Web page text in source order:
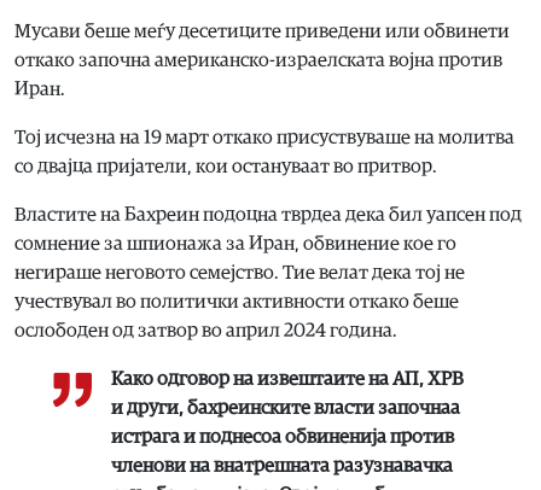
Мусави беше меѓу десетиците приведени или обвинети
откако започна американско-израелската војна против
Иран.
Тој исчезна на 19 март откако присуствуваше на молитва
со двајца пријатели, кои остануваат во притвор.
Властите на Бахреин подоцна тврдеа дека бил уапсен под
сомнение за шпионажа за Иран, обвинение кое го
негираше неговото семејство. Тие велат дека тој не
учествувал во политички активности откако беше
ослободен од затвор во април 2024 година.
Како одговор на извештаите на АП, ХРВ
и други, бахреинските власти започнаа
истрага и поднесоа обвиненија против
членови на внатрешната разузнавачка